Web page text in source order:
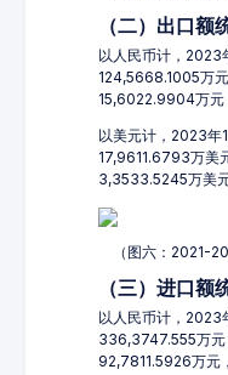
（二）出口额
以人民币计，2023
124,5668.1005万
15,6022.9904万元
以美元计，2023年
17,9611.6793万美
3,3533.5245万美
（图六：2021-
（三）进口额
以人民币计，2023
336,3747.555万元
92,7811.5926万元